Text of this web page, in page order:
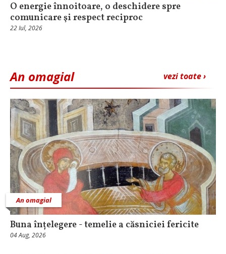
O energie înnoitoare, o deschidere spre
comunicare şi respect reciproc
22 Iul, 2026
vezi toate ›
An omagial
An omagial
Buna înțelegere - temelie a căsniciei fericite
04 Aug, 2026